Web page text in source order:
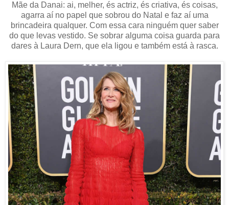
Mãe da Danai: ai, melher, és actriz, és criativa, és coisas,
agarra aí no papel que sobrou do Natal e faz aí uma
brincadeira qualquer. Com essa cara ninguém quer saber
do que levas vestido. Se sobrar alguma coisa guarda para
dares à Laura Dern, que ela ligou e também está à rasca.